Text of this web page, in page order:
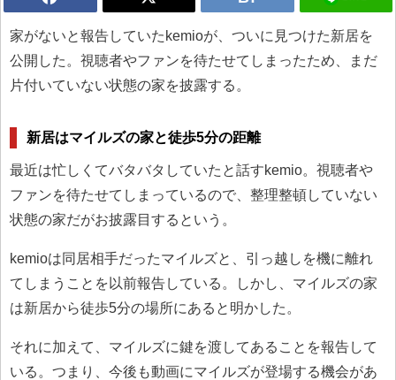
家がないと報告していたkemioが、ついに見つけた新居を
公開した。視聴者やファンを待たせてしまったため、まだ
片付いていない状態の家を披露する。
新居はマイルズの家と徒歩5分の距離
最近は忙しくてバタバタしていたと話すkemio。視聴者や
ファンを待たせてしまっているので、整理整頓していない
状態の家だがお披露目するという。
kemioは同居相手だったマイルズと、引っ越しを機に離れ
てしまうことを以前報告している。しかし、マイルズの家
は新居から徒歩5分の場所にあると明かした。
それに加えて、マイルズに鍵を渡してあることを報告して
いる。つまり、今後も動画にマイルズが登場する機会があ